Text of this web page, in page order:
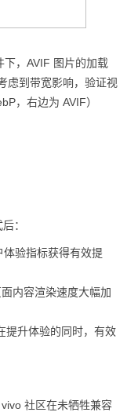
，AVIF 图片的加载
虑到带宽影响，验证视
，右边为 AVIF）
：
体验指标获得有效提
面内容渲染速度大幅加
提升体验的同时，有效
社区在未牺牲兼容